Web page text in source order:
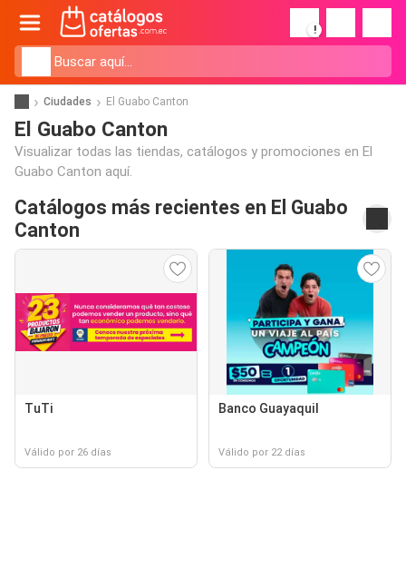
!
Ciudades El Guabo Canton
El Guabo Canton
Visualizar todas las tiendas, catálogos y promociones en El
Guabo Canton aquí.
Catálogos más recientes en El Guabo
Canton
TuTi
Válido por 26 días
Banco Guayaquil
Válido por 22 días